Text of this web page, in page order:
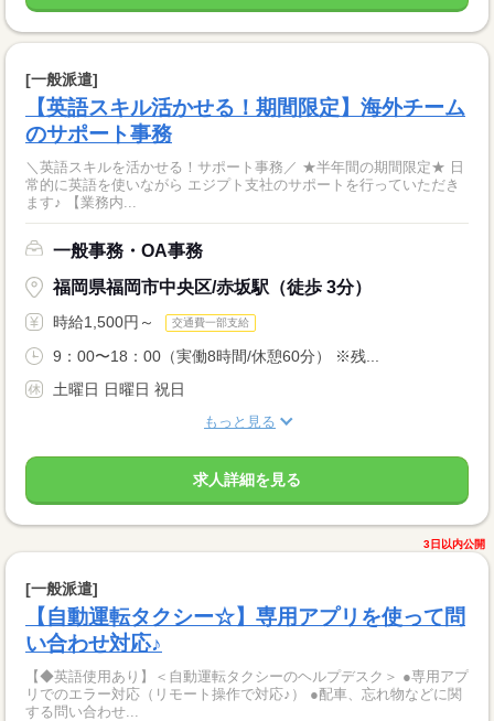
[一般派遣]
【英語スキル活かせる！期間限定】海外チーム
のサポート事務
＼英語スキルを活かせる！サポート事務／ ★半年間の期間限定★ 日
常的に英語を使いながら エジプト支社のサポートを行っていただき
ます♪ 【業務内...
一般事務・OA事務
福岡県福岡市中央区/赤坂駅（徒歩 3分）
時給1,500円～ 交通費一部支給
9：00〜18：00（実働8時間/休憩60分） ※残...
土曜日 日曜日 祝日
もっと見る
求人詳細を見る
3日以内公開
[一般派遣]
【自動運転タクシー☆】専用アプリを使って問
い合わせ対応♪
【◆英語使用あり】＜自動運転タクシーのヘルプデスク＞ ●専用アプ
リでのエラー対応（リモート操作で対応♪） ●配車、忘れ物などに関
する問い合わせ...